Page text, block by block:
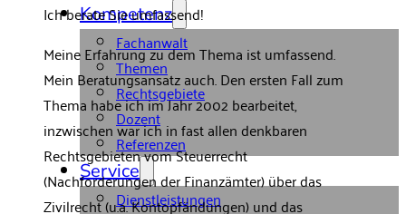
Kompetenz
Fachanwalt
Themen
Rechtsgebiete
Dozent
Referenzen
Service
Dienstleistungen
Ich berate Sie umfassend!
Meine Erfahrung zu dem Thema ist umfassend.
Mein Beratungsansatz auch. Den ersten Fall zum
Thema habe ich im Jahr 2002 bearbeitet,
inzwischen war ich in fast allen denkbaren
Rechtsgebieten vom Steuerrecht
(Nachforderungen der Finanzämter) über das
Zivilrecht (u.a. Kontopfändungen) und das